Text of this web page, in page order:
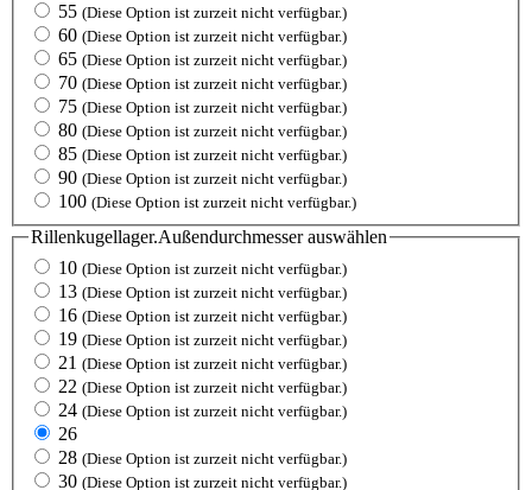
55 (Diese Option ist zurzeit nicht verfügbar.)
60 (Diese Option ist zurzeit nicht verfügbar.)
65 (Diese Option ist zurzeit nicht verfügbar.)
70 (Diese Option ist zurzeit nicht verfügbar.)
75 (Diese Option ist zurzeit nicht verfügbar.)
80 (Diese Option ist zurzeit nicht verfügbar.)
85 (Diese Option ist zurzeit nicht verfügbar.)
90 (Diese Option ist zurzeit nicht verfügbar.)
100 (Diese Option ist zurzeit nicht verfügbar.)
Rillenkugellager.Außendurchmesserauswählen
10 (Diese Option ist zurzeit nicht verfügbar.)
13 (Diese Option ist zurzeit nicht verfügbar.)
16 (Diese Option ist zurzeit nicht verfügbar.)
19 (Diese Option ist zurzeit nicht verfügbar.)
21 (Diese Option ist zurzeit nicht verfügbar.)
22 (Diese Option ist zurzeit nicht verfügbar.)
24 (Diese Option ist zurzeit nicht verfügbar.)
26
28 (Diese Option ist zurzeit nicht verfügbar.)
30 (Diese Option ist zurzeit nicht verfügbar.)